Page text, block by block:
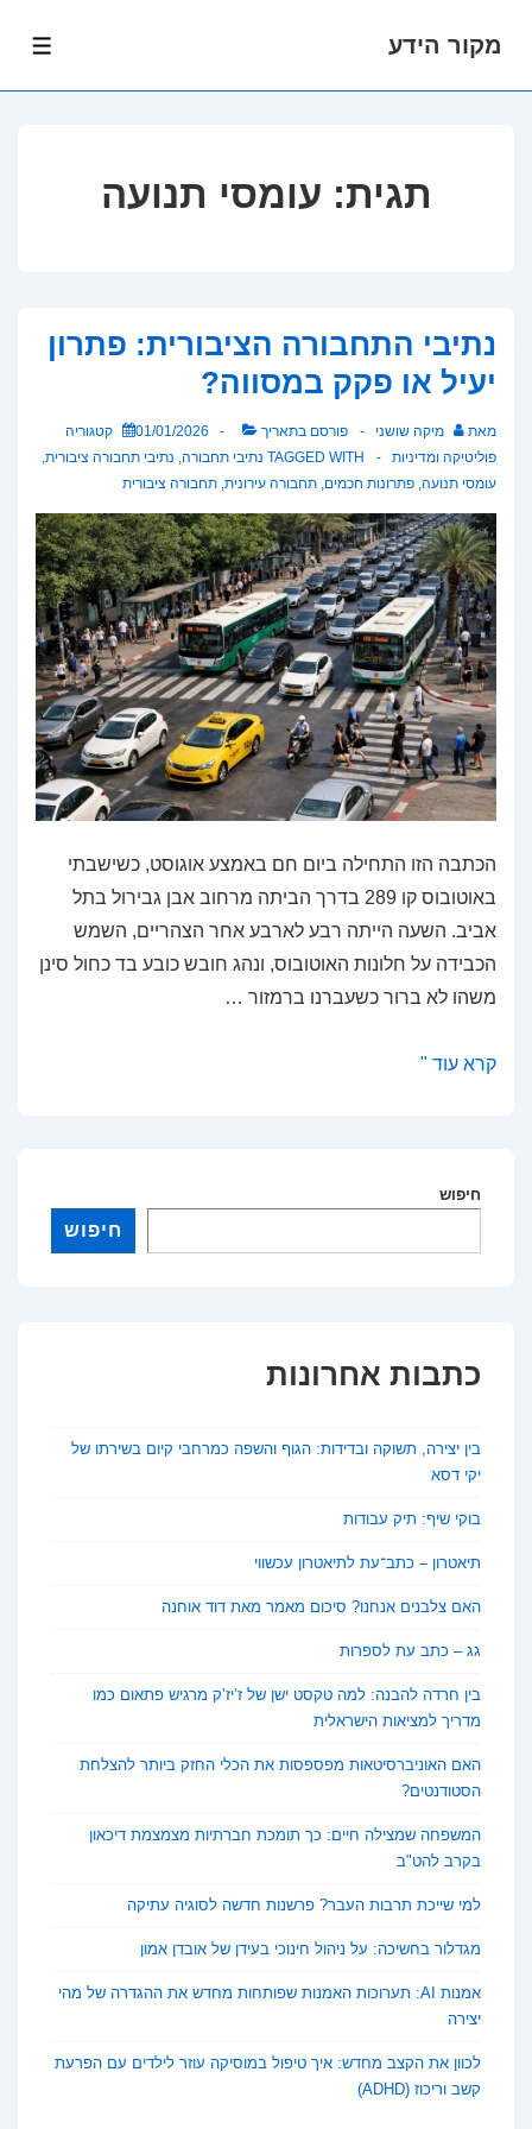
מקור הידע
תגית: עומסי תנועה
נתיבי התחבורה הציבורית: פתרון
יעיל או פקק במסווה?
מאת מיקה שושני פורסם בתאריך 01/01/2026
קטגוריה
פוליטיקה ומדיניות
TAGGED WITH נתיבי תחבורה, נתיבי תחבורה ציבורית,
עומסי תנועה, פתרונות חכמים, תחבורה עירונית, תחבורה ציבורית
הכתבה הזו התחילה ביום חם באמצע אוגוסט, כשישבתי
באוטובוס קו 289 בדרך הביתה מרחוב אבן גבירול בתל
אביב. השעה הייתה רבע לארבע אחר הצהריים, השמש
הכבידה על חלונות האוטובוס, ונהג חובש כובע בד כחול סינן
משהו לא ברור כשעברנו ברמזור …
נתיבי
יעיל
קרא עוד "
חיפוש
חיפוש
כתבות אחרונות
בין יצירה, תשוקה ובדידות: הגוף והשפה כמרחבי קיום בשירתו של
יקי דסא
בוקי שיף: תיק עבודות
תיאטרון – כתב־עת לתיאטרון עכשווי
האם צלבנים אנחנו? סיכום מאמר מאת דוד אוחנה
גג – כתב עת לספרות
בין חרדה להבנה: למה טקסט ישן של ז’יז’ק מרגיש פתאום כמו
מדריך למציאות הישראלית
האם האוניברסיטאות מפספסות את הכלי החזק ביותר להצלחת
הסטודנטים?
המשפחה שמצילה חיים: כך תומכת חברתיות מצמצמת דיכאון
בקרב להט"ב
למי שייכת תרבות העבר? פרשנות חדשה לסוגיה עתיקה
מגדלור בחשיכה: על ניהול חינוכי בעידן של אובדן אמון
אמנות AI: תערוכות האמנות שפותחות מחדש את ההגדרה של מהי
יצירה
לכוון את הקצב מחדש: איך טיפול במוסיקה עוזר לילדים עם הפרעת
קשב וריכוז (ADHD)